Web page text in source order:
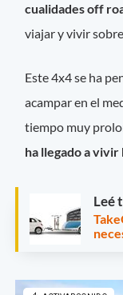
cualidades off
viajar y vivir
Este 4x4 se ha
acampar en el
tiempo muy
ha llegado a vivir
Leé